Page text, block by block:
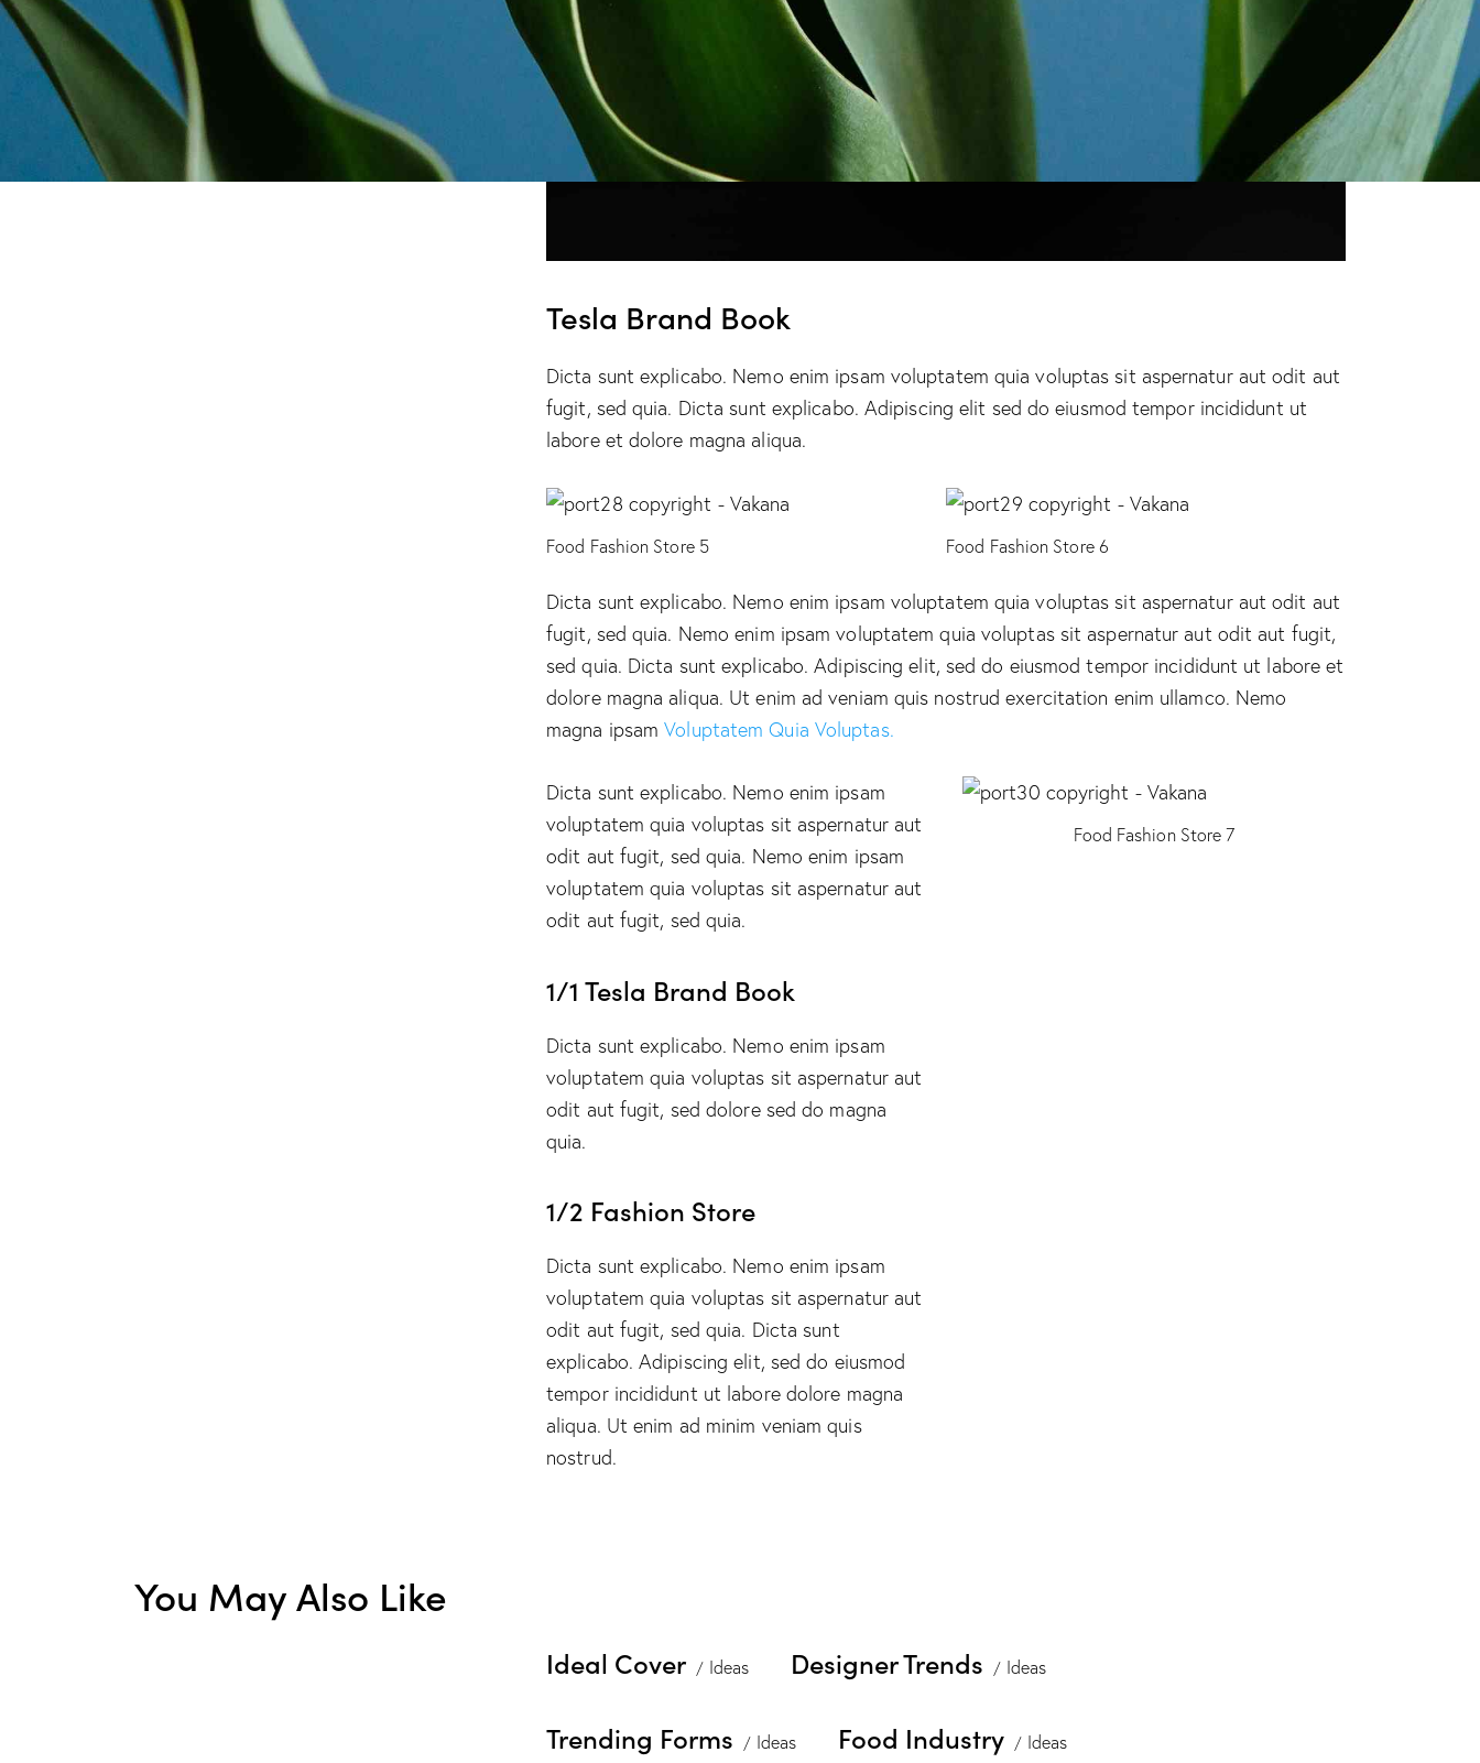
aut odit aut fugit, sed quia.
Tesla Brand Book
Dicta sunt explicabo. Nemo enim ipsam voluptatem quia voluptas sit aspernatur aut odit aut
fugit, sed quia. Dicta sunt explicabo. Adipiscing elit sed do eiusmod tempor incididunt ut
labore et dolore magna aliqua.
Food Fashion Store 5 Food Fashion Store 6
Dicta sunt explicabo. Nemo enim ipsam voluptatem quia voluptas sit aspernatur aut odit aut
fugit, sed quia. Nemo enim ipsam voluptatem quia voluptas sit aspernatur aut odit aut fugit,
sed quia. Dicta sunt explicabo. Adipiscing elit, sed do eiusmod tempor incididunt ut labore et
dolore magna aliqua. Ut enim ad veniam quis nostrud exercitation enim ullamco. Nemo
magna ipsamVoluptatem Quia Voluptas.
Dicta sunt explicabo. Nemo enim ipsam
voluptatem quia voluptas sit aspernatur aut
odit aut fugit, sed quia. Nemo enim ipsam
voluptatem quia voluptas sit aspernatur aut
odit aut fugit, sed quia.
1/1 Tesla Brand Book
Dicta sunt explicabo. Nemo enim ipsam
voluptatem quia voluptas sit aspernatur aut
odit aut fugit, sed dolore sed do magna
quia.
1/2 Fashion Store
Dicta sunt explicabo. Nemo enim ipsam
voluptatem quia voluptas sit aspernatur aut
odit aut fugit, sed quia. Dicta sunt
explicabo. Adipiscing elit, sed do eiusmod
tempor incididunt ut labore dolore magna
aliqua. Ut enim ad minim veniam quis
nostrud.
Food Fashion Store 7
You May Also Like
Ideas
Ideal Cover Ideas
Designer Trends
Ideas
Trending Forms Ideas
Food Industry